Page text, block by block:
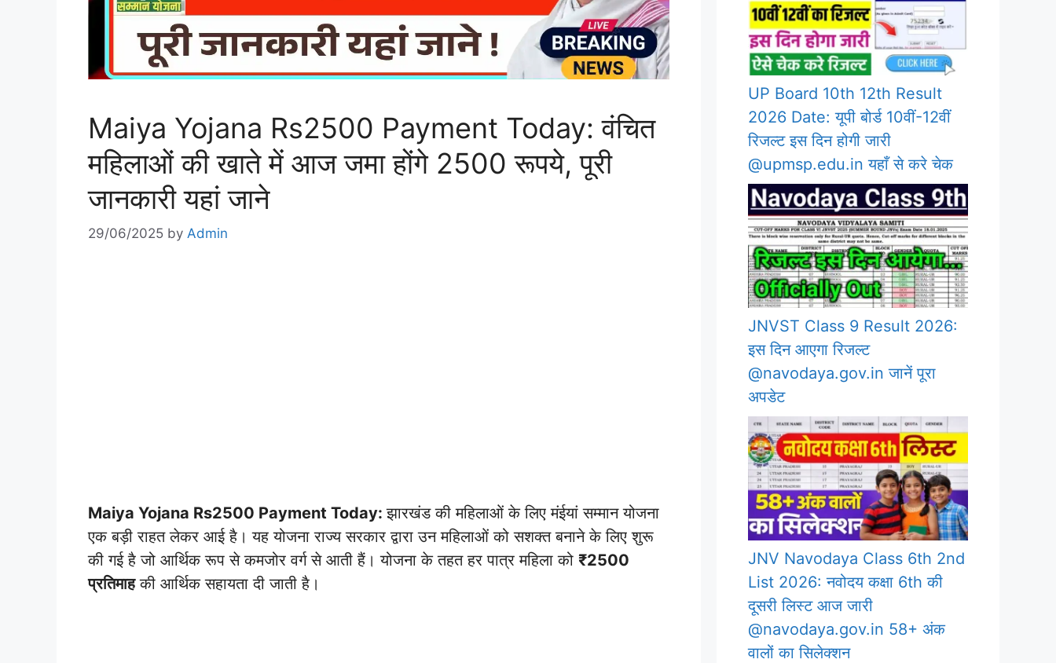
Maiya Yojana Rs2500 Payment Today: वंचित
महिलाओं की खाते में आज जमा होंगे 2500 रूपये, पूरी
जानकारी यहां जाने
29/06/2025 by Admin
Maiya Yojana Rs2500 Payment Today:झारखंड की महिलाओं के लिए मंईयां सम्मान योजना
एक बड़ी राहत लेकर आई है। यह योजना राज्य सरकार द्वारा उन महिलाओं को सशक्त बनाने के लिए शुरू
की गई है जो आर्थिक रूप से कमजोर वर्ग से आती हैं। योजना के तहत हर पात्र महिला को ₹2500
प्रतिमाहकी आर्थिक सहायता दी जाती है।
UP Board 10th 12th Result
2026 Date: यूपी बोर्ड 10वीं-12वीं
रिजल्ट इस दिन होगी जारी
@upmsp.edu.in यहाँ से करे चेक
JNVST Class 9 Result 2026:
इस दिन आएगा रिजल्ट
@navodaya.gov.in जानें पूरा
अपडेट
JNV Navodaya Class 6th 2nd
List 2026: नवोदय कक्षा 6th की
दूसरी लिस्ट आज जारी
@navodaya.gov.in 58+ अंक
वालों का सिलेक्शन